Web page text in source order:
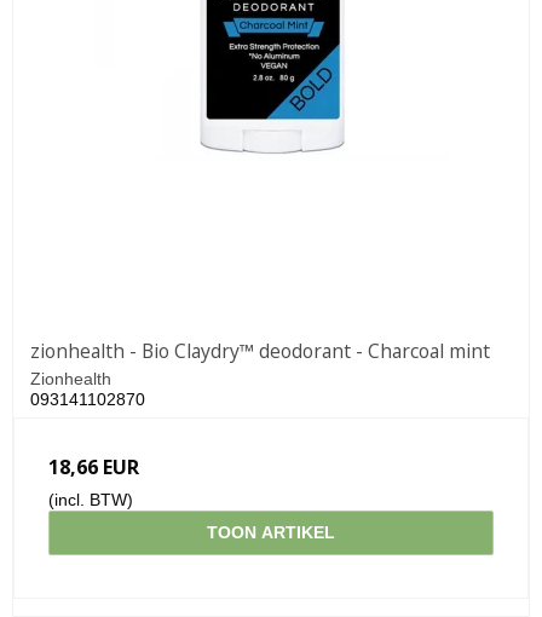
zionhealth - Bio Claydry™ deodorant - Charcoal mint
Zionhealth
093141102870
18,66 EUR
(incl. BTW)
TOON ARTIKEL